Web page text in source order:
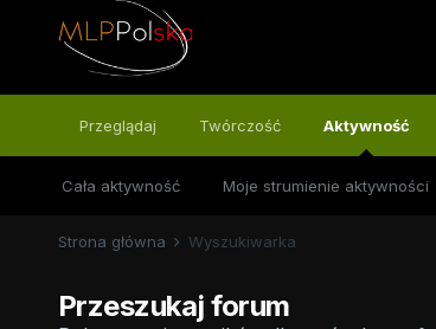
Przeglądaj Twórczość Aktywność
Cała aktywność Moje strumienie aktywności
Strona główna Wyszukiwarka
Przeszukaj forum